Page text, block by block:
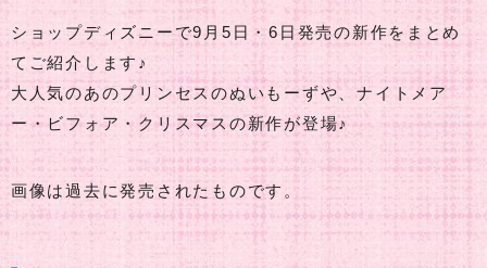
ショップディズニーで9月5日・6日発売の新作をまとめ
てご紹介します♪
大人気のあのプリンセスのぬいもーずや、ナイトメア
ー・ビフォア・クリスマスの新作が登場♪
画像は過去に発売されたものです。